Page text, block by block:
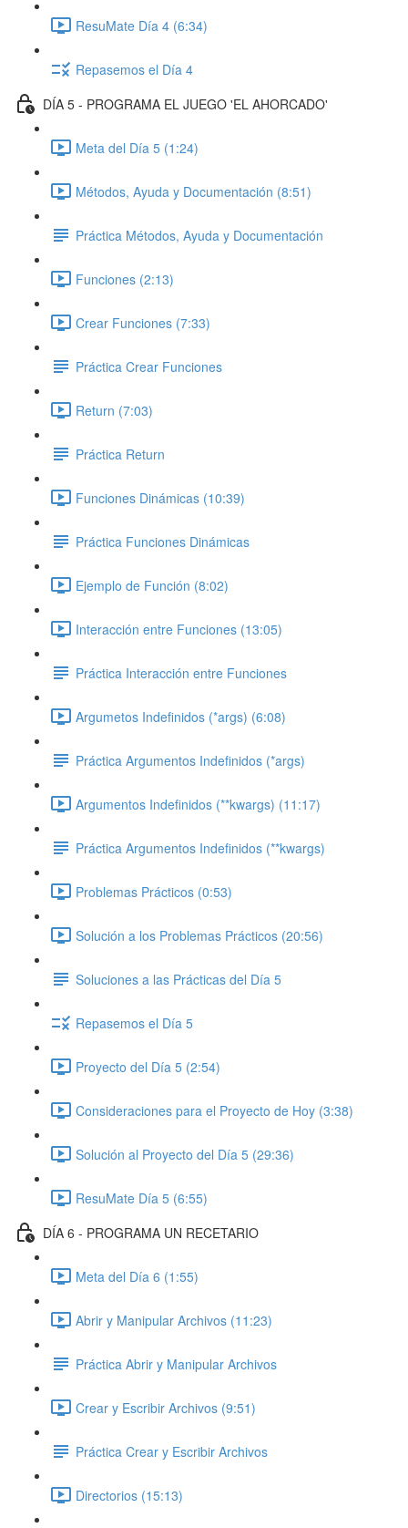
ResuMate Día 4 (6:34)
Repasemos el Día 4
DÍA 5 - PROGRAMA EL JUEGO 'EL AHORCADO'
Meta del Día 5 (1:24)
Métodos, Ayuda y Documentación (8:51)
Práctica Métodos, Ayuda y Documentación
Funciones (2:13)
Crear Funciones (7:33)
Práctica Crear Funciones
Return (7:03)
Práctica Return
Funciones Dinámicas (10:39)
Práctica Funciones Dinámicas
Ejemplo de Función (8:02)
Interacción entre Funciones (13:05)
Práctica Interacción entre Funciones
Argumetos Indefinidos (*args) (6:08)
Práctica Argumentos Indefinidos (*args)
Argumentos Indefinidos (**kwargs) (11:17)
Práctica Argumentos Indefinidos (**kwargs)
Problemas Prácticos (0:53)
Solución a los Problemas Prácticos (20:56)
Soluciones a las Prácticas del Día 5
Repasemos el Día 5
Proyecto del Día 5 (2:54)
Consideraciones para el Proyecto de Hoy (3:38)
Solución al Proyecto del Día 5 (29:36)
ResuMate Día 5 (6:55)
DÍA 6 - PROGRAMA UN RECETARIO
Meta del Día 6 (1:55)
Abrir y Manipular Archivos (11:23)
Práctica Abrir y Manipular Archivos
Crear y Escribir Archivos (9:51)
Práctica Crear y Escribir Archivos
Directorios (15:13)